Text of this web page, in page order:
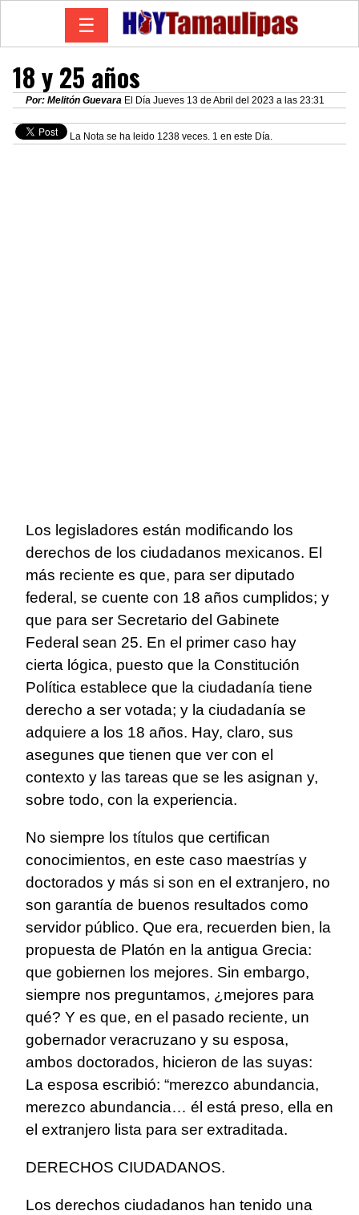
☰
18 y 25 años
Por: Melitón Guevara El Día Jueves 13 de Abril del 2023 a las 23:31
La Nota se ha leido 1238 veces. 1 en este Día.
Los legisladores están modificando los
derechos de los ciudadanos mexicanos. El
más reciente es que, para ser diputado
federal, se cuente con 18 años cumplidos; y
que para ser Secretario del Gabinete
Federal sean 25. En el primer caso hay
cierta lógica, puesto que la Constitución
Política establece que la ciudadanía tiene
derecho a ser votada; y la ciudadanía se
adquiere a los 18 años. Hay, claro, sus
asegunes que tienen que ver con el
contexto y las tareas que se les asignan y,
sobre todo, con la experiencia.
No siempre los títulos que certifican
conocimientos, en este caso maestrías y
doctorados y más si son en el extranjero, no
son garantía de buenos resultados como
servidor público. Que era, recuerden bien, la
propuesta de Platón en la antigua Grecia:
que gobiernen los mejores. Sin embargo,
siempre nos preguntamos, ¿mejores para
qué? Y es que, en el pasado reciente, un
gobernador veracruzano y su esposa,
ambos doctorados, hicieron de las suyas:
La esposa escribió: “merezco abundancia,
merezco abundancia… él está preso, ella en
el extranjero lista para ser extraditada.
DERECHOS CIUDADANOS.
Los derechos ciudadanos han tenido una